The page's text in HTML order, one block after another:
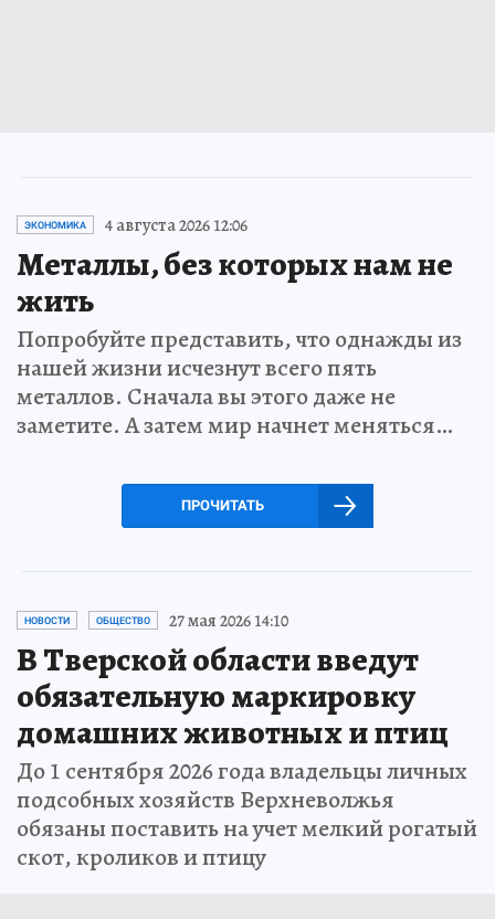
ЭКОНОМИКА 4 августа 2026 12:06
Металлы, без которых нам не
жить
Попробуйте представить, что однажды из
нашей жизни исчезнут всего пять
металлов. Сначала вы этого даже не
заметите. А затем мир начнет меняться…
ПРОЧИТАТЬ
НОВОСТИ ОБЩЕСТВО 27 мая 2026 14:10
В Тверской области введут
обязательную маркировку
домашних животных и птиц
До 1 сентября 2026 года владельцы личных
подсобных хозяйств Верхневолжья
обязаны поставить на учет мелкий рогатый
скот, кроликов и птицу